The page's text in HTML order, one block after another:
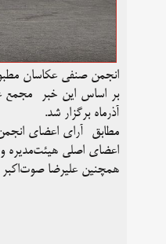
انجمن صنفی عکاسان
بر اساس این خبر مجمع
آذرماه برگزار شد.
مطابق آرای اعضای
اعضای اصلی هیئت‌مدیره و
همچنین علیرضا صوت‌اکبر